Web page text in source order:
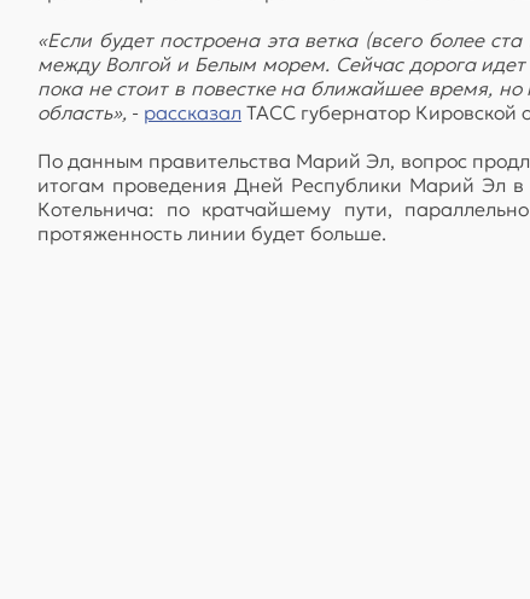
«Если будет построена эта ветка (всего более
между Волгой и Белым морем. Сейчас дорога
пока не стоит в повестке на ближайшее время,
область», - рассказал ТАСС губернатор Кировской
По данным правительства Марий Эл, вопрос
итогам проведения Дней Республики Марий Эл
Котельнича: по кратчайшему пути,
протяженность линии будет больше.